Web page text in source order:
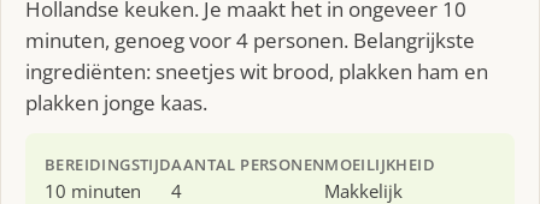
Hollandse keuken. Je maakt het in ongeveer 10
minuten, genoeg voor 4 personen. Belangrijkste
ingrediënten: sneetjes wit brood, plakken ham en
plakken jonge kaas.
BEREIDINGSTIJD
10 minuten
AANTAL PERSONEN
4
MOEILIJKHEID
Makkelijk